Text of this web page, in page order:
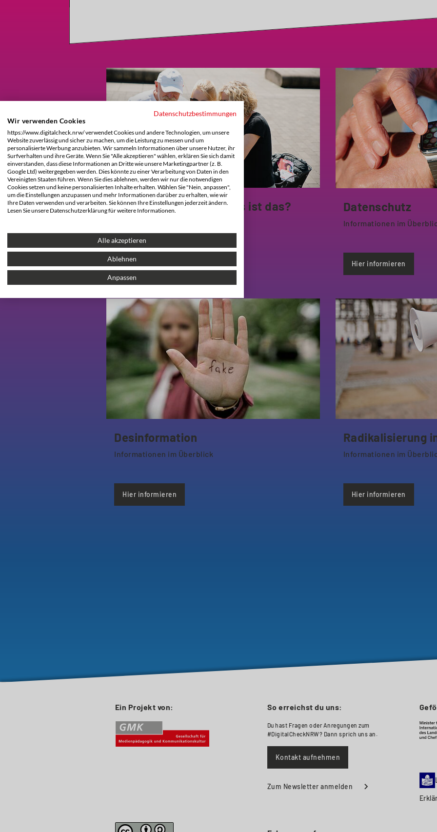
Medienkompetenz - Was ist das?
Hier informieren
Datenschutz
Informationen im
Hier informieren
Desinformation
Informationen im Überblick
Hier informieren
Radikalisierung
Informationen im
Hier informieren
Ein Projekt von: So erreichst du uns:
Du hast Fragen oder Anregungen zum
#DigitalCheckNRW? Dann sprich uns an.
Kontakt aufnehmen
Zum Newsletter anmelden
Datenschutzbestimmungen
Wir verwenden Cookies
https://www.digitalcheck.nrw/ verwendet Cookies und andere Technologien, um unsere
Website zuverlässig und sicher zu machen, um die Leistung zu messen und um
personalisierte Werbung anzubieten. Wir sammeln Informationen über unsere Nutzer, ihr
Surfverhalten und ihre Geräte. Wenn Sie "Alle akzeptieren" wählen, erklären Sie sich damit
einverstanden, dass diese Informationen an Dritte wie unsere Marketingpartner (z. B.
Google Ltd) weitergegeben werden. Dies könnte zu einer Verarbeitung von Daten in den
Vereinigten Staaten führen. Wenn Sie dies ablehnen, werden wir nur die notwendigen
Cookies setzen und keine personalisierten Inhalte erhalten. Wählen Sie "Nein, anpassen",
um die Einstellungen anzupassen und mehr Informationen darüber zu erhalten, wie wir
Ihre Daten verwenden und verarbeiten. Sie können Ihre Einstellungen jederzeit ändern.
Lesen Sie unsere Datenschutzerklärung für weitere Informationen.
Alle akzeptieren
Ablehnen
Anpassen